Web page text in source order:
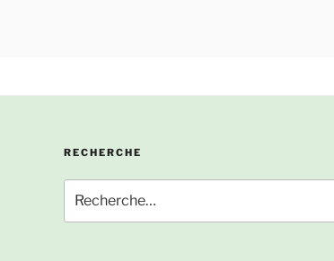
RECHERCHE
pour
: